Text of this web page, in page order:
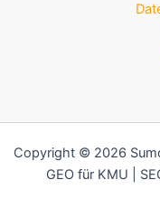
Copyright © 2026
GEO für KMU |